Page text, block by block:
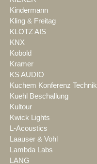
Kindermann
Kling & Freitag
KLOTZ AIS
KNX
Kobold
Kramer
KS AUDIO
Kuchem Konferenz Technik
Kuehl Beschallung
Kultour
Kwick Lights
L-Acoustics
Laauser & Vohl
Lambda Labs
LANG